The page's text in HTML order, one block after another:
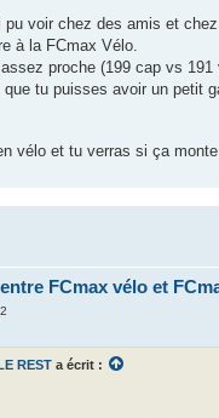
pu voir chez des amis et
à la FCmax Vélo.
proche (199 cap vs
tu puisses avoir un petit
vélo et tu verras si ça
FCmax vélo et
REST a écrit :